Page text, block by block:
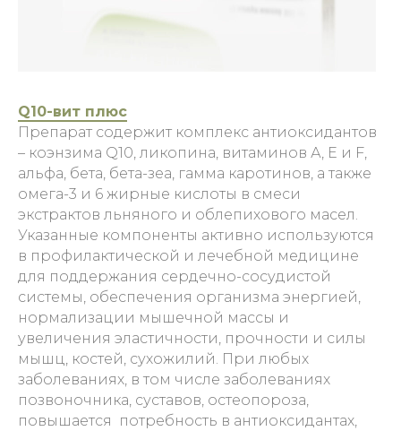
Q10-вит плюс
Препарат содержит комплекс антиоксидантов
– коэнзима Q10, ликопина, витаминов А, Е и F,
альфа, бета, бета-зеа, гамма каротинов, а также
омега-3 и 6 жирные кислоты в смеси
экстрактов льняного и облепихового масел.
Указанные компоненты активно используются
в профилактической и лечебной медицине
для поддержания сердечно-сосудистой
системы, обеспечения организма энергией,
нормализации мышечной массы и
увеличения эластичности, прочности и силы
мышц, костей, сухожилий. При любых
заболеваниях, в том числе заболеваниях
позвоночника, суставов, остеопороза,
повышается потребность в антиоксидантах,